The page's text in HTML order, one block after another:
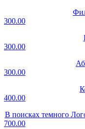
300.00
300.00
300.00
400.00
В поисках темного
700.00